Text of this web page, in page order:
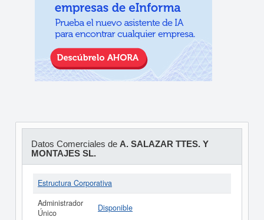
Datos Comerciales de A. SALAZAR TTES. Y
MONTAJES SL.
Estructura Corporativa
Administrador
Único
Disponible